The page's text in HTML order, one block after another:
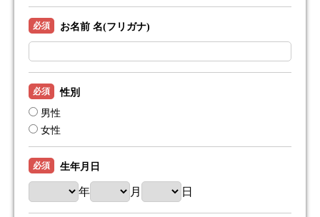
必須 お名前 名(フリガナ)
必須
性別
男性
女性
必須 生年月日
年 月 日